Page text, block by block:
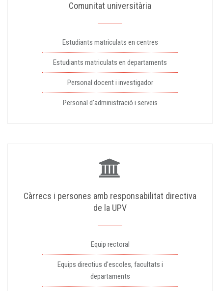
Comunitat universitària
Estudiants matriculats en centres
Estudiants matriculats en departaments
Personal docent i investigador
Personal d'administració i serveis
Càrrecs i persones amb responsabilitat directiva
de la UPV
Equip rectoral
Equips directius d'escoles, facultats i
departaments